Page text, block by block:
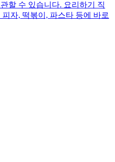
할 수 있습니다. 요리하기 직
자, 떡볶이, 파스타 등에 바로